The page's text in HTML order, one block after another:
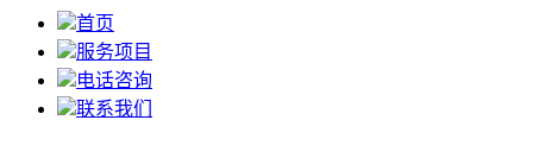
首页
服务项目
电话咨询
联系我们